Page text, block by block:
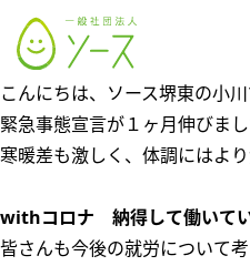
こんにちは、ソース堺東の小
緊急事態宣言が１ヶ月伸びまし
寒暖差も激しく、体調にはよ
withコロナ 納得して働いて
皆さんも今後の就労について考